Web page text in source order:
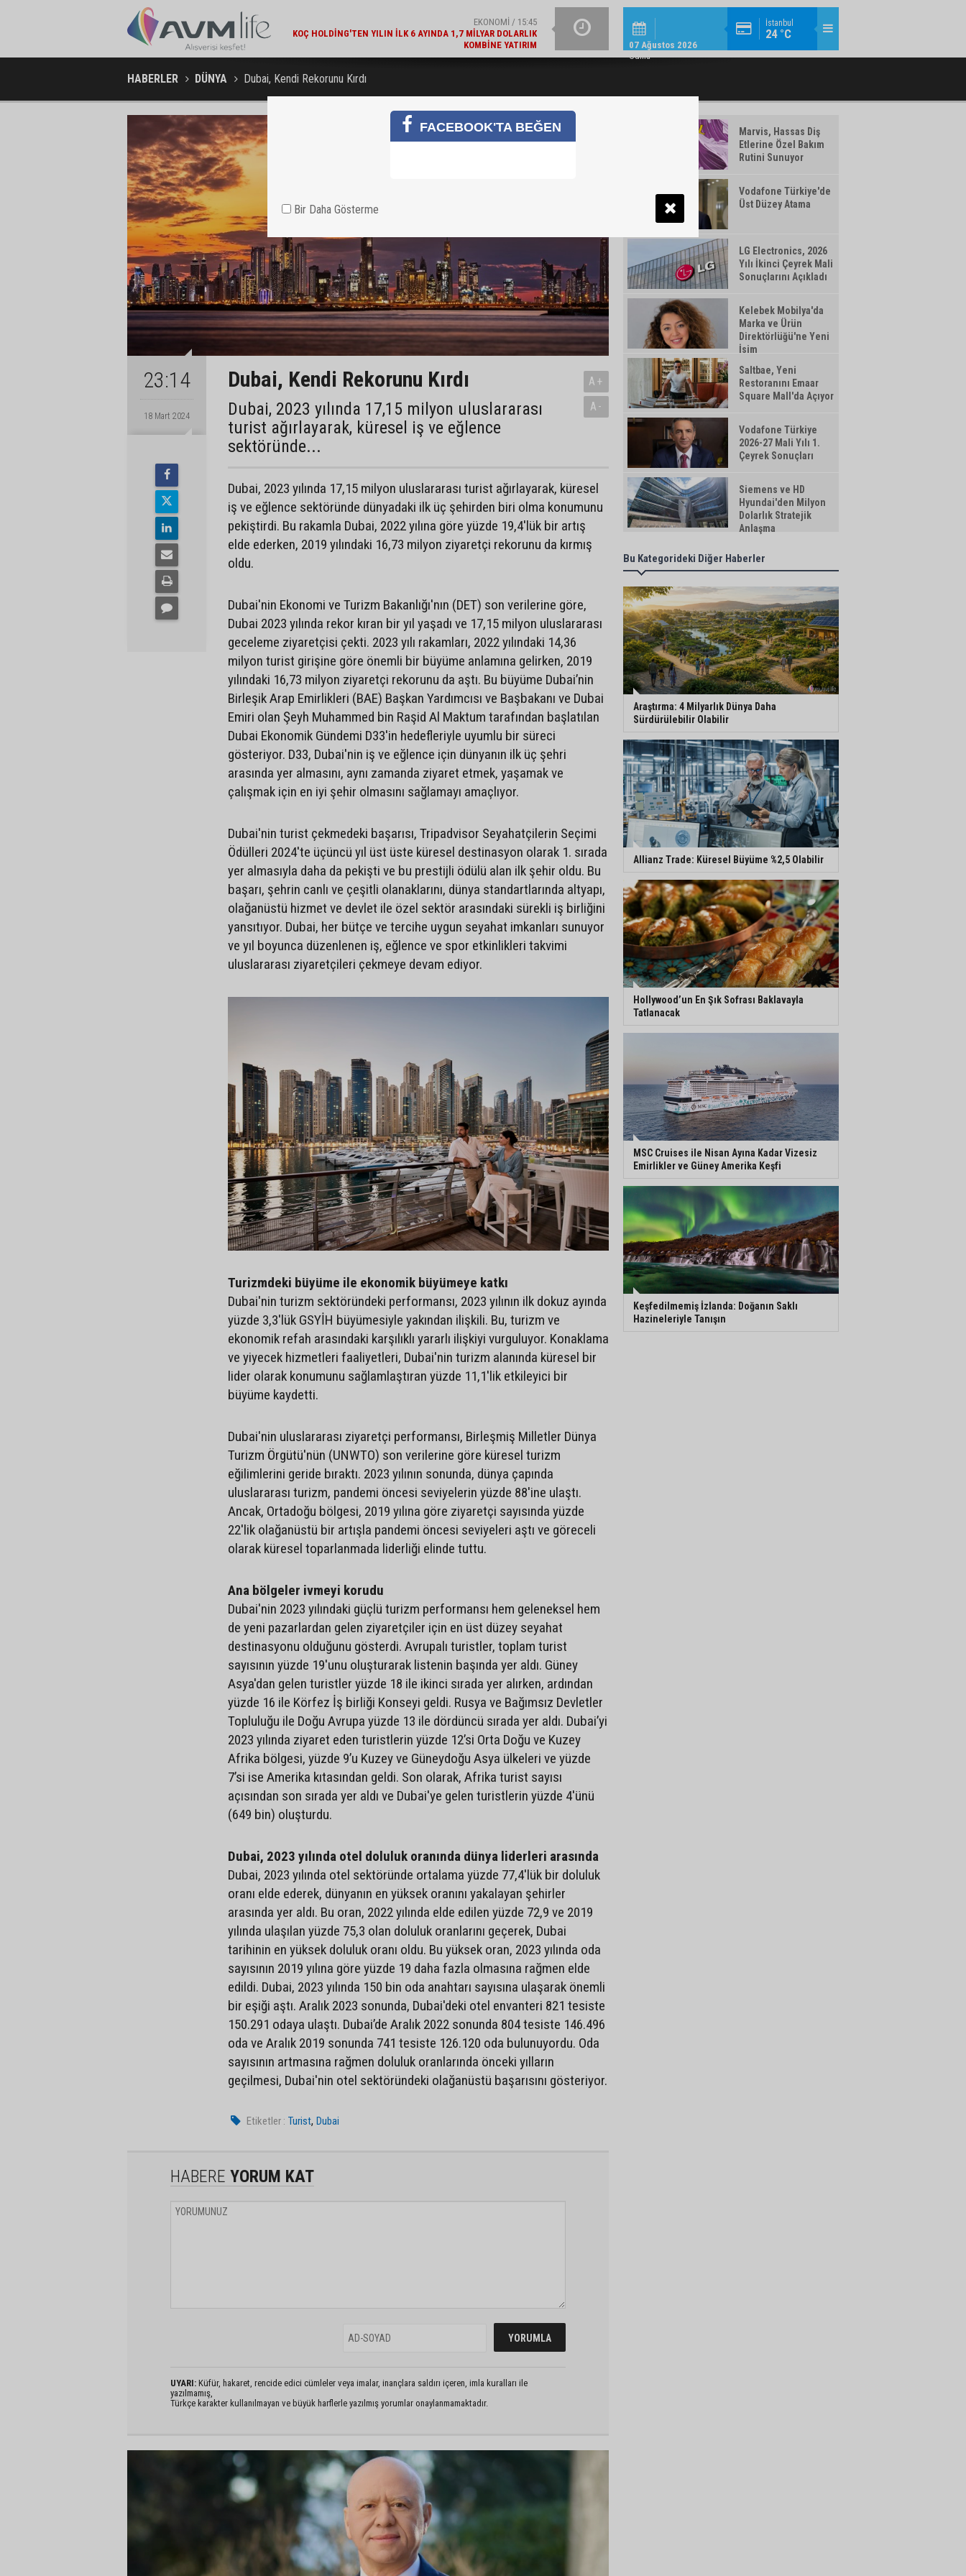
İstanbul
24 °C
07 Ağustos 2026
Cuma
GÜNCEL / 15:21
AMBALAJLI SU ÜRETICILERI DERNEĞI'NDEN 2030 UYARISI
MODA / TREND / 14:18
YAZIN IŞILTISINI TAMAMLAYAN MAKYAJ ÜRÜNLERI WATSONS
TÜRK TELEKOM’DAN YILIN İLK
HABERLER DÜNYA Dubai, Kendi Rekorunu Kırdı
23:14
18 Mart 2024
Dubai, Kendi Rekorunu Kırdı
Dubai, 2023 yılında 17,15 milyon uluslararası
turist ağırlayarak, küresel iş ve eğlence
sektöründe...
A+
A-
Dubai, 2023 yılında 17,15 milyon uluslararası turist ağırlayarak, küresel
iş ve eğlence sektöründe dünyadaki ilk üç şehirden biri olma konumunu
pekiştirdi. Bu rakamla Dubai, 2022 yılına göre yüzde 19,4'lük bir artış
elde ederken, 2019 yılındaki 16,73 milyon ziyaretçi rekorunu da kırmış
oldu.
Dubai'nin Ekonomi ve Turizm Bakanlığı'nın (DET) son verilerine göre,
Dubai 2023 yılında rekor kıran bir yıl yaşadı ve 17,15 milyon uluslararası
geceleme ziyaretçisi çekti. 2023 yılı rakamları, 2022 yılındaki 14,36
milyon turist girişine göre önemli bir büyüme anlamına gelirken, 2019
yılındaki 16,73 milyon ziyaretçi rekorunu da aştı. Bu büyüme Dubai’nin
Birleşik Arap Emirlikleri (BAE) Başkan Yardımcısı ve Başbakanı ve Dubai
Emiri olan Şeyh Muhammed bin Raşid Al Maktum tarafından başlatılan
Dubai Ekonomik Gündemi D33'in hedefleriyle uyumlu bir süreci
gösteriyor. D33, Dubai'nin iş ve eğlence için dünyanın ilk üç şehri
arasında yer almasını, aynı zamanda ziyaret etmek, yaşamak ve
çalışmak için en iyi şehir olmasını sağlamayı amaçlıyor.
Dubai'nin turist çekmedeki başarısı, Tripadvisor Seyahatçilerin Seçimi
Ödülleri 2024'te üçüncü yıl üst üste küresel destinasyon olarak 1. sırada
yer almasıyla daha da pekişti ve bu prestijli ödülü alan ilk şehir oldu. Bu
başarı, şehrin canlı ve çeşitli olanaklarını, dünya standartlarında altyapı,
olağanüstü hizmet ve devlet ile özel sektör arasındaki sürekli iş birliğini
yansıtıyor. Dubai, her bütçe ve tercihe uygun seyahat imkanları sunuyor
ve yıl boyunca düzenlenen iş, eğlence ve spor etkinlikleri takvimi
uluslararası ziyaretçileri çekmeye devam ediyor.
Turizmdeki büyüme ile ekonomik büyümeye katkı
Dubai'nin turizm sektöründeki performansı, 2023 yılının ilk dokuz ayında
yüzde 3,3'lük GSYİH büyümesiyle yakından ilişkili. Bu, turizm ve
ekonomik refah arasındaki karşılıklı yararlı ilişkiyi vurguluyor. Konaklama
ve yiyecek hizmetleri faaliyetleri, Dubai'nin turizm alanında küresel bir
lider olarak konumunu sağlamlaştıran yüzde 11,1'lik etkileyici bir
büyüme kaydetti.
Dubai'nin uluslararası ziyaretçi performansı, Birleşmiş Milletler Dünya
Turizm Örgütü'nün (UNWTO) son verilerine göre küresel turizm
eğilimlerini geride bıraktı. 2023 yılının sonunda, dünya çapında
uluslararası turizm, pandemi öncesi seviyelerin yüzde 88'ine ulaştı.
Ancak, Ortadoğu bölgesi, 2019 yılına göre ziyaretçi sayısında yüzde
22'lik olağanüstü bir artışla pandemi öncesi seviyeleri aştı ve göreceli
olarak küresel toparlanmada liderliği elinde tuttu.
Ana bölgeler ivmeyi korudu
Dubai'nin 2023 yılındaki güçlü turizm performansı hem geleneksel hem
de yeni pazarlardan gelen ziyaretçiler için en üst düzey seyahat
destinasyonu olduğunu gösterdi. Avrupalı turistler, toplam turist
sayısının yüzde 19'unu oluşturarak listenin başında yer aldı. Güney
Asya'dan gelen turistler yüzde 18 ile ikinci sırada yer alırken, ardından
yüzde 16 ile Körfez İş birliği Konseyi geldi. Rusya ve Bağımsız Devletler
Topluluğu ile Doğu Avrupa yüzde 13 ile dördüncü sırada yer aldı. Dubai’yi
2023 yılında ziyaret eden turistlerin yüzde 12’si Orta Doğu ve Kuzey
Afrika bölgesi, yüzde 9’u Kuzey ve Güneydoğu Asya ülkeleri ve yüzde
7’si ise Amerika kıtasından geldi. Son olarak, Afrika turist sayısı
açısından son sırada yer aldı ve Dubai'ye gelen turistlerin yüzde 4'ünü
(649 bin) oluşturdu.
Dubai, 2023 yılında otel doluluk oranında dünya liderleri arasında
Dubai, 2023 yılında otel sektöründe ortalama yüzde 77,4'lük bir doluluk
oranı elde ederek, dünyanın en yüksek oranını yakalayan şehirler
arasında yer aldı. Bu oran, 2022 yılında elde edilen yüzde 72,9 ve 2019
yılında ulaşılan yüzde 75,3 olan doluluk oranlarını geçerek, Dubai
tarihinin en yüksek doluluk oranı oldu. Bu yüksek oran, 2023 yılında oda
sayısının 2019 yılına göre yüzde 19 daha fazla olmasına rağmen elde
edildi. Dubai, 2023 yılında 150 bin oda anahtarı sayısına ulaşarak önemli
bir eşiği aştı. Aralık 2023 sonunda, Dubai'deki otel envanteri 821 tesiste
150.291 odaya ulaştı. Dubai’de Aralık 2022 sonunda 804 tesiste 146.496
oda ve Aralık 2019 sonunda 741 tesiste 126.120 oda bulunuyordu. Oda
sayısının artmasına rağmen doluluk oranlarında önceki yılların
geçilmesi, Dubai'nin otel sektöründeki olağanüstü başarısını gösteriyor.
Etiketler : Turist,Dubai
HABERE YORUM KAT
UYARI: Küfür, hakaret, rencide edici cümleler veya imalar, inançlara saldırı içeren, imla kuralları ile
yazılmamış,
Türkçe karakter kullanılmayan ve büyük harflerle yazılmış yorumlar onaylanmamaktadır.
Marvis, Hassas Diş
Etlerine Özel Bakım
Rutini Sunuyor
Vodafone Türkiye'de
Üst Düzey Atama
LG Electronics, 2026
Yılı İkinci Çeyrek Mali
Sonuçlarını Açıkladı
Kelebek Mobilya'da
Marka ve Ürün
Direktörlüğü'ne Yeni
İsim
Saltbae, Yeni
Restoranını Emaar
Square Mall'da Açıyor
Vodafone Türkiye
2026-27 Mali Yılı 1.
Çeyrek Sonuçları
Siemens ve HD
Hyundai'den Milyon
Dolarlık Stratejik
Anlaşma
Bu Kategorideki Diğer Haberler
Araştırma: 4 Milyarlık Dünya Daha
Sürdürülebilir Olabilir
Allianz Trade: Küresel Büyüme %2,5 Olabilir
Hollywood’un En Şık Sofrası Baklavayla
Tatlanacak
MSC Cruises ile Nisan Ayına Kadar Vizesiz
Emirlikler ve Güney Amerika Keşfi
Keşfedilmemiş İzlanda: Doğanın Saklı
Hazineleriyle Tanışın
FACEBOOK'TA BEĞEN
Bir Daha Gösterme